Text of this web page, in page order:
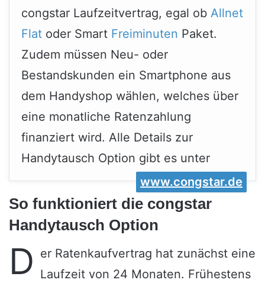
congstar Laufzeitvertrag, egal ob Allnet
Flat oder Smart Freiminuten Paket.
Zudem müssen Neu- oder
Bestandskunden ein Smartphone aus
dem Handyshop wählen, welches über
eine monatliche Ratenzahlung
finanziert wird. Alle Details zur
Handytausch Option gibt es unter
www.congstar.de
So funktioniert die congstar
Handytausch Option
D er Ratenkaufvertrag hat zunächst eine
Laufzeit von 24 Monaten. Frühestens